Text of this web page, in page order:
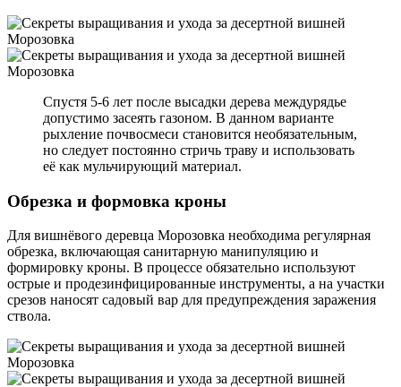
Спустя 5-6 лет после высадки дерева междурядье
допустимо засеять газоном. В данном варианте
рыхление почвосмеси становится необязательным,
но следует постоянно стричь траву и использовать
её как мульчирующий материал.
Обрезка и формовка кроны
Для вишнёвого деревца Морозовка необходима регулярная
обрезка, включающая санитарную манипуляцию и
формировку кроны. В процессе обязательно используют
острые и продезинфицированные инструменты, а на участки
срезов наносят садовый вар для предупреждения заражения
ствола.